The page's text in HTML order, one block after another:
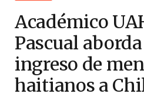
Académico
Pascual
ingreso de
haitianos a